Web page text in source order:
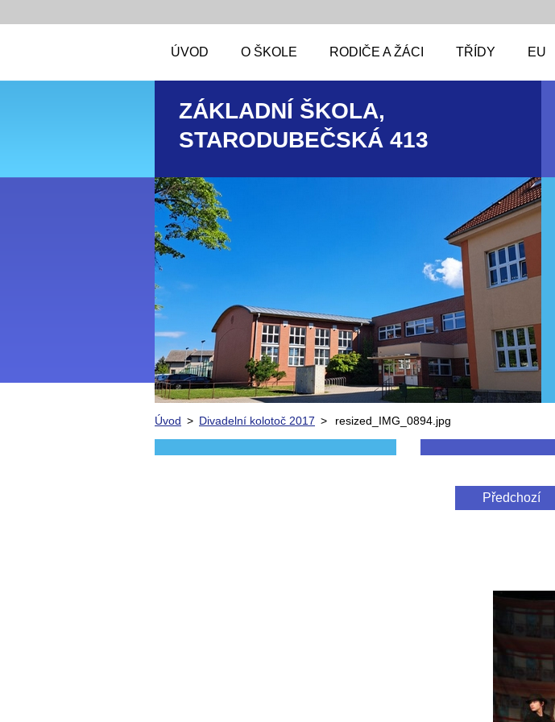
ÚVOD O ŠKOLE RODIČE A ŽÁCI TŘÍDY EU
ZÁKLADNÍ ŠKOLA,
STARODUBEČSKÁ 413
Úvod > Divadelní kolotoč 2017 > resized_IMG_0894.jpg
Předchozí